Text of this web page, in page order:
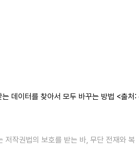
는 데이터를 찾아서 모두 바꾸는 방법 <출처:
작권법의 보호를 받는 바, 무단 전재와 복